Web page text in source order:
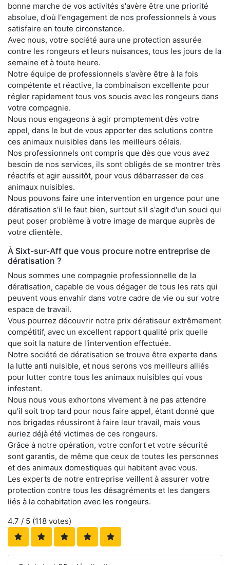
bonne marche de vos activités s'avère être une priorité
absolue, d'où l'engagement de nos professionnels à vous
satisfaire en toute circonstance.
Avec nous, votre société aura une protection assurée
contre les rongeurs et leurs nuisances, tous les jours de la
semaine et à toute heure.
Notre équipe de professionnels s'avère être à la fois
compétente et réactive, la combinaison excellente pour
régler rapidement tous vos soucis avec les rongeurs dans
votre compagnie.
Nous nous engageons à agir promptement dès votre
appel, dans le but de vous apporter des solutions contre
ces animaux nuisibles dans les meilleurs délais.
Nos professionnels ont compris que dès que vous avez
besoin de nos services, ils sont obligés de se montrer très
réactifs et agir aussitôt, pour vous débarrasser de ces
animaux nuisibles.
Nous pouvons faire une intervention en urgence pour une
dératisation s'il le faut bien, surtout s'il s'agit d'un souci qui
peut poser problème à votre image de marque auprès de
votre clientèle.
À Sixt-sur-Aff que vous procure notre entreprise de
dératisation ?
Nous sommes une compagnie professionnelle de la
dératisation, capable de vous dégager de tous les rats qui
peuvent vous envahir dans votre cadre de vie ou sur votre
espace de travail.
Vous pourrez découvrir notre prix dératiseur extrêmement
compétitif, avec un excellent rapport qualité prix quelle
que soit la nature de l'intervention effectuée.
Notre société de dératisation se trouve être experte dans
la lutte anti nuisible, et nous serons vos meilleurs alliés
pour lutter contre tous les animaux nuisibles qui vous
infestent.
Nous nous vous exhortons vivement à ne pas attendre
qu'il soit trop tard pour nous faire appel, étant donné que
nos brigades réussiront à faire leur travail, mais vous
auriez déjà été victimes de ces rongeurs.
Grâce à notre opération, votre confort et votre sécurité
sont garantis, de même que ceux de toutes les personnes
et des animaux domestiques qui habitent avec vous.
Les experts de notre entreprise veillent à assurer votre
protection contre tous les désagréments et les dangers
liés à la cohabitation avec les rongeurs.
4.7 / 5 (118 votes)